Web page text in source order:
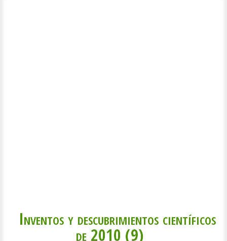
Inventos y descubrimientos científicos
de 2010 (9)